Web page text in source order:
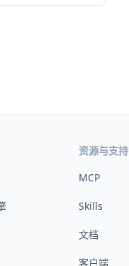
资源与支持
MCP
Skills
文档
客户端